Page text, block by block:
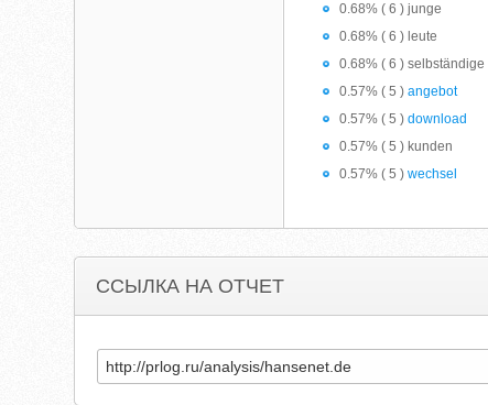
0.68% ( 6 ) junge
0.68% ( 6 ) leute
0.68% ( 6 ) selbständige
0.57% ( 5 )angebot
0.57% ( 5 )download
0.57% ( 5 ) kunden
0.57% ( 5 )wechsel
ССЫЛКА НА ОТЧЕТ